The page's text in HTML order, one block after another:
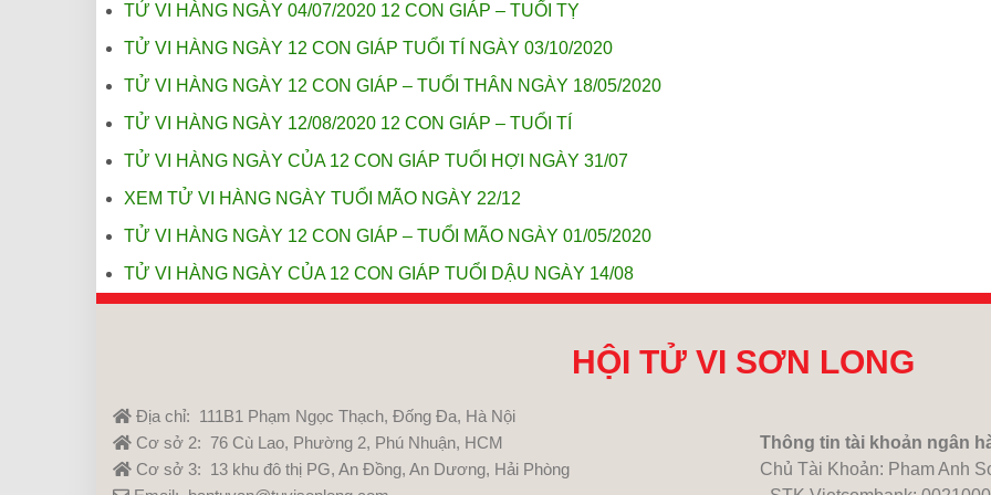
TỬ VI HÀNG NGÀY 04/07/2020 12 CON GIÁP – TUỔI TỴ
TỬ VI HÀNG NGÀY 12 CON GIÁP TUỔI TÍ NGÀY 03/10/2020
TỬ VI HÀNG NGÀY 12 CON GIÁP – TUỔI THÂN NGÀY 18/05/2020
TỬ VI HÀNG NGÀY 12/08/2020 12 CON GIÁP – TUỔI TÍ
TỬ VI HÀNG NGÀY CỦA 12 CON GIÁP TUỔI HỢI NGÀY 31/07
XEM TỬ VI HÀNG NGÀY TUỔI MÃO NGÀY 22/12
TỬ VI HÀNG NGÀY 12 CON GIÁP – TUỔI MÃO NGÀY 01/05/2020
TỬ VI HÀNG NGÀY CỦA 12 CON GIÁP TUỔI DẬU NGÀY 14/08
HỘI TỬ VI SƠN LONG
Địa chỉ: 111B1 Phạm Ngọc Thạch, Đống Đa, Hà Nội
Cơ sở 2: 76 Cù Lao, Phường 2, Phú Nhuận, HCM
Cơ sở 3: 13 khu đô thị PG, An Đồng, An Dương, Hải Phòng
Thông tin tài khoản ngân
Chủ Tài Khoản: Pham Anh